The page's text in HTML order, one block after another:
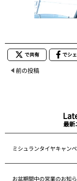
で共有 でシ
前の投稿
最新
ミシュランタイヤキャン
お盆期間中の営業のお知